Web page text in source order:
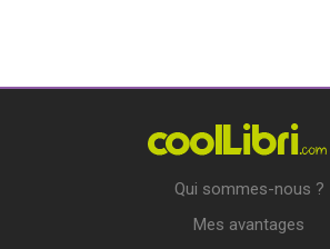
Qui sommes-nous ?
Mes avantages